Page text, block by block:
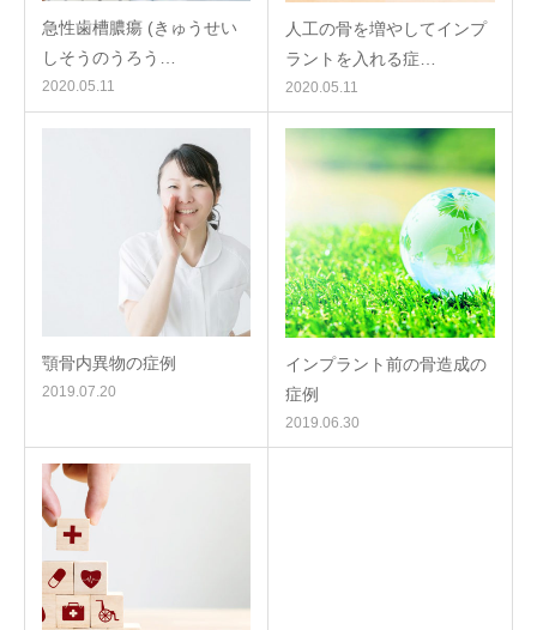
急性歯槽膿瘍 (きゅうせい
しそうのうろう…
2020.05.11
人工の骨を増やしてインプ
ラントを入れる症…
2020.05.11
顎骨内異物の症例
2019.07.20
インプラント前の骨造成の
症例
2019.06.30